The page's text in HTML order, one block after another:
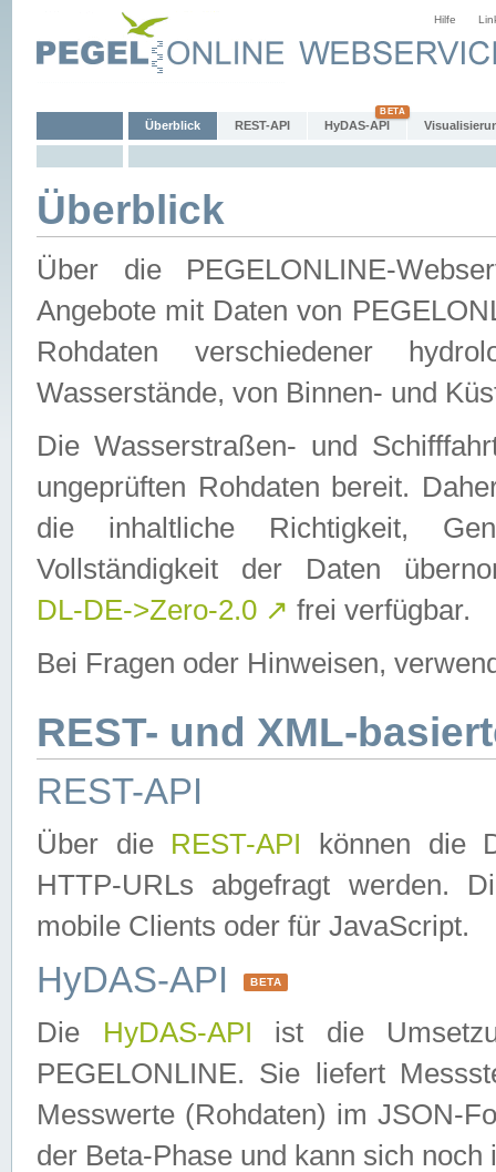
Hilfe
Überblick REST-API HyDAS-API
Überblick
Über die PEGELONLINE-
Angebote mit Daten von
Rohdaten verschiedener
Wasserstände, von Binnen- und
Die Wasserstraßen- und
ungeprüften Rohdaten bereit.
die inhaltliche Richtigkeit,
Vollständigkeit der Daten
DL-DE->Zero-2.0 ↗ frei verfügbar.
Bei Fragen oder Hinweisen,
REST- und XML-
REST-API
Über die REST-API können die
HTTP-URLs abgefragt werden.
mobile Clients oder für JavaScript.
HyDAS-API BETA
Die HyDAS-API ist die
PEGELONLINE. Sie liefert
Messwerte (Rohdaten) im JSON-
der Beta-Phase und kann sich noch